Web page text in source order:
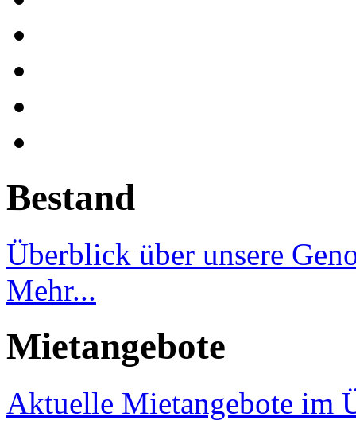
Bestand
Überblick über unsere
Mehr...
Mietangebote
Aktuelle Mietangebote im